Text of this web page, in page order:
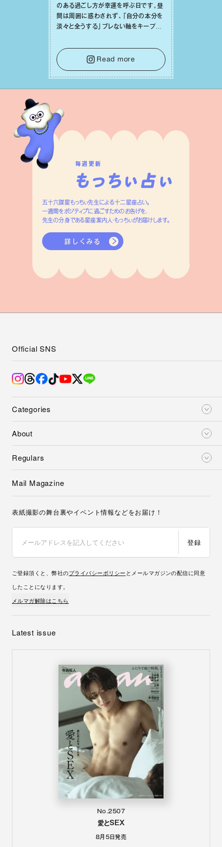
のある過ごし⽅が幸運を呼ぶ⽇です。昼
間は周囲に惑わされず、「⾃分の本分を
淡々と全うする」ブレない軸をキープし
⾔葉に流されないよう、⼼にしっかりブ
レーキをかけること。この意識の切り替
えが、あなたに確かな安⼼感をもたらす
はずです。
Read more
毎週更新
五十六謀星もっちぃ先生による十二星座占い。
一週間をポジティブに過ごすためのお告げを、
先生の分身である星座案内人・もっちぃがお届けします。
詳しくみる
Categories
About
Regulars
Official SNS
Mail Magazine
表紙撮影の舞台裏やイベント情報などをお届け！
登録
ご登録頂くと、弊社のプライバシーポリシー とメールマガジンの配信に同意
したことになります。
メルマガ解除はこちら
Latest issue
No.2507
愛とSEX
8月5日発売